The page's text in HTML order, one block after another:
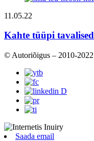
11.05.22
Kahte tüüpi
© Autoriõigus – 2010-
Saada email